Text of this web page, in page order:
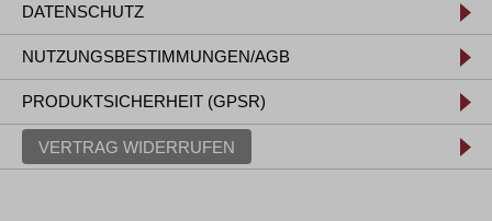
DATENSCHUTZ
NUTZUNGSBESTIMMUNGEN/AGB
PRODUKTSICHERHEIT (GPSR)
VERTRAG WIDERRUFEN